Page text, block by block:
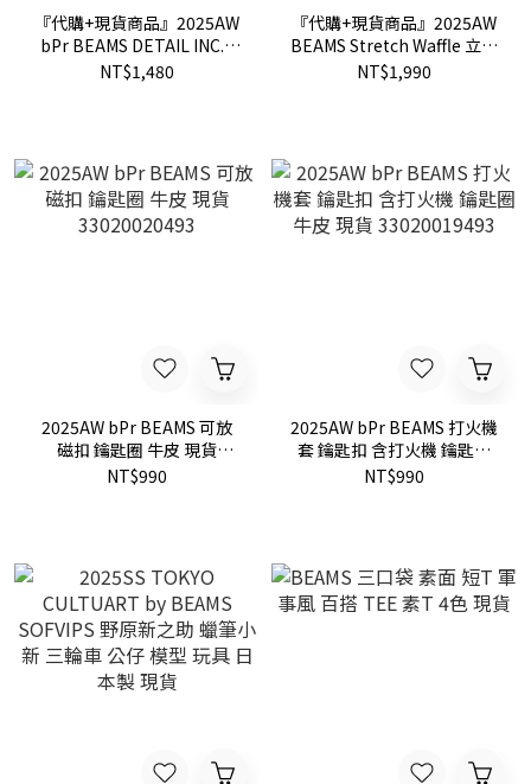
『代購+現貨商品』2025AW
bPr BEAMS DETAIL INC. /
Squirrel & Nuts 花栗鼠 花生
NT$1,480
『代購+現貨商品』2025AW
BEAMS Stretch Waffle 立體
編織 彈性 華夫格 短T 現貨
NT$1,990
2025AW bPr BEAMS 可放
磁扣 鑰匙圈 牛皮 現貨
33020020493
NT$990
2025AW bPr BEAMS 打火機
套 鑰匙扣 含打火機 鑰匙圈
牛皮 現貨 33020019493
NT$990